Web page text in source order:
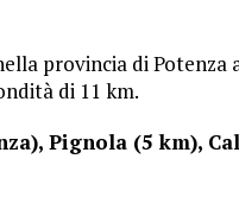
provincia di Potenza
di 11 km.
Pignola (5 km),